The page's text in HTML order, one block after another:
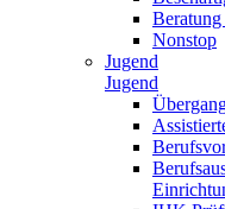
Nonstop
Jugend
Jugend